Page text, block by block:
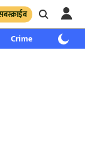
Crime साप्ताहिक